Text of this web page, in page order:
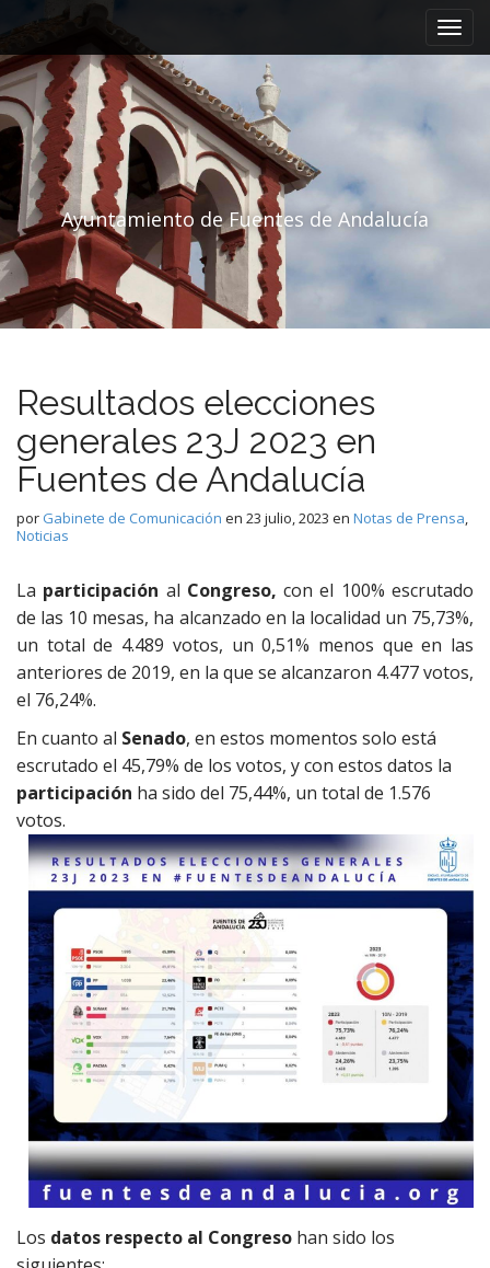
Menú principal
Saltar al contenido
Ayuntamiento de Fuentes de Andalucía
Resultados elecciones
generales 23J 2023 en
Fuentes de Andalucía
por Gabinete de Comunicación en 23 julio, 2023 en Notas de Prensa,
Noticias
La participación al Congreso,con el 100% escrutado
de las 10 mesas, ha alcanzado en la localidad un 75,73%,
un total de 4.489 votos, un 0,51% menos que en las
anteriores de 2019, en la que se alcanzaron 4.477 votos,
el 76,24%.
En cuanto al Senado, en estos momentos solo está
escrutado el 45,79% de los votos, y con estos datos la
participación ha sido del 75,44%, un total de 1.576
votos.
Los datos respecto al Congreso han sido los